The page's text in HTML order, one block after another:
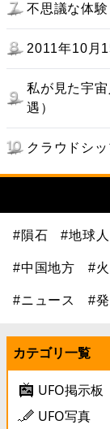
不思議な体験
2011年10月
私が見た宇
遇）
クラウドシ
#隕石 #地球人
#中国地方 #
#ニュース #
カテゴリ一覧
UFO掲示板
UFO写真